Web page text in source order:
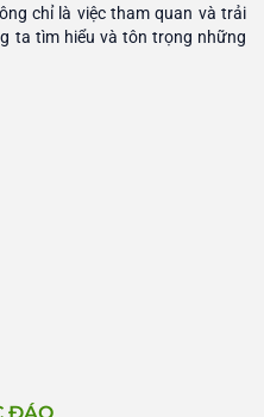
chỉ là việc tham quan và trải
ta tìm hiểu và tôn trọng những